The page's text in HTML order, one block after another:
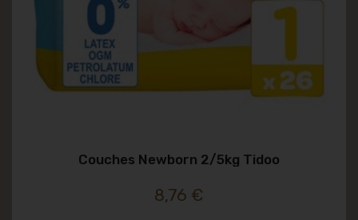
Couches Newborn 2/5kg Tidoo
8,76 €